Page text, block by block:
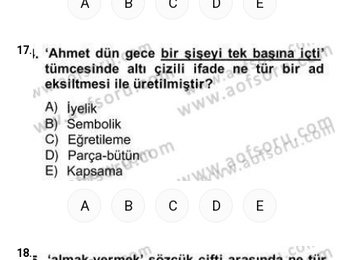
17.
A B C D E
18.